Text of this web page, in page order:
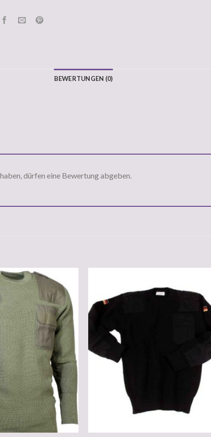
BEWERTUNGEN (0)
dürfen eine Bewertung abgeben.